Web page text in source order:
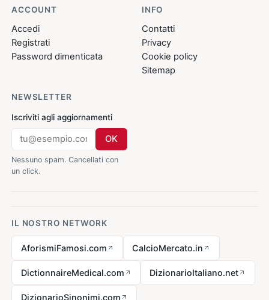
ACCOUNT
Accedi
Registrati
Password dimenticata
INFO
Contatti
Privacy
Cookie policy
Sitemap
NEWSLETTER
Iscriviti agli aggiornamenti
OK
Nessuno spam. Cancellati con
un click.
IL NOSTRO NETWORK
AforismiFamosi.com CalcioMercato.in
DictionnaireMedical.com DizionarioItaliano.net
DizionarioSinonimi.com